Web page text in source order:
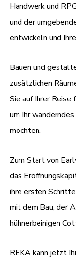
Handwerk und
und der
entwickeln und
Bauen und
zusätzlichen
Sie auf Ihrer Reise
um Ihr
möchten.
Zum Start von
das
ihre ersten
mit dem Bau, der
hühnerbeinigen
REKA kann jetzt